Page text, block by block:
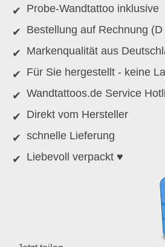
Probe-Wandtattoo inklusive
Bestellung auf Rechnung (D
Markenqualität aus
Für Sie hergestellt - keine
Wandtattoos.de Service
Direkt vom Hersteller
schnelle Lieferung
Liebevoll verpackt ♥